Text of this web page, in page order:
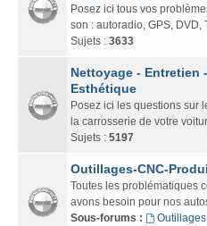
Posez ici tous vos
son : autoradio, GPS, DVD,
Sujets : 3633
Nettoyage - Entretien
Esthétique
Posez ici les questions sur
la carrosserie de votre
Sujets : 5197
Outillages-CNC-
Toutes les problématiques
avons besoin pour nos
Sous-forums :
Outillages